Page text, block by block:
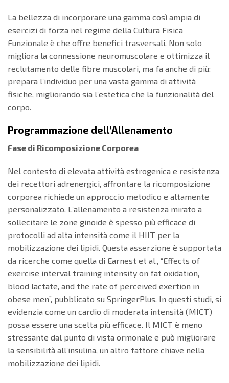
La bellezza di incorporare una gamma così ampia di
esercizi di forza nel regime della Cultura Fisica
Funzionale è che offre benefici trasversali. Non solo
migliora la connessione neuromuscolare e ottimizza il
reclutamento delle fibre muscolari, ma fa anche di più:
prepara l’individuo per una vasta gamma di attività
fisiche, migliorando sia l’estetica che la funzionalità del
corpo.
Programmazione dell’Allenamento
Fase di Ricomposizione Corporea
Nel contesto di elevata attività estrogenica e resistenza
dei recettori adrenergici, affrontare la ricomposizione
corporea richiede un approccio metodico e altamente
personalizzato. L’allenamento a resistenza mirato a
sollecitare le zone ginoide è spesso più efficace di
protocolli ad alta intensità come il HIIT per la
mobilizzazione dei lipidi. Questa asserzione è supportata
da ricerche come quella di Earnest et al., “Effects of
exercise interval training intensity on fat oxidation,
blood lactate, and the rate of perceived exertion in
obese men”, pubblicato su SpringerPlus. In questi studi, si
evidenzia come un cardio di moderata intensità (MICT)
possa essere una scelta più efficace. Il MICT è meno
stressante dal punto di vista ormonale e può migliorare
la sensibilità all’insulina, un altro fattore chiave nella
mobilizzazione dei lipidi.